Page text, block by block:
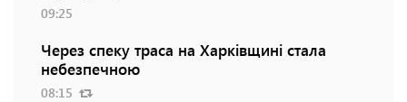
09:25
Через спеку траса на Харківщині стала
небезпечною
08:15